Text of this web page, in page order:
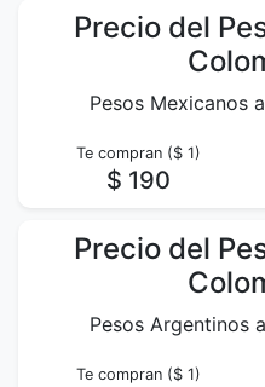
Precio del
Pesos Mexicanos
Te compran ($ 1)
$ 190
Precio del
Pesos Argentinos
Te compran ($ 1)